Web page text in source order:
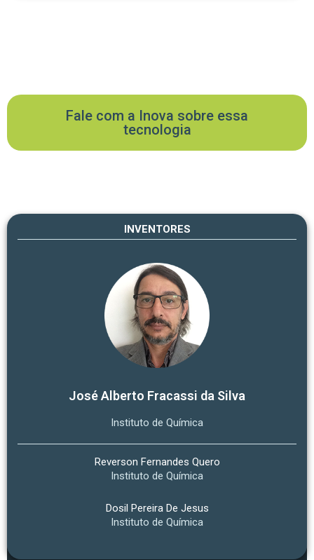
Fale com a Inova sobre essa
tecnologia
INVENTORES
José Alberto Fracassi da Silva
Instituto de Química
Reverson Fernandes Quero
Instituto de Química
Dosil Pereira De Jesus
Instituto de Química